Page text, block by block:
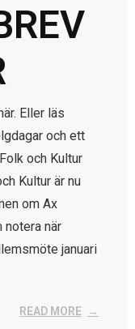
Eller läs
och ett
och Kultur
Kultur är nu
om Ax
notera när
januari
READ MORE